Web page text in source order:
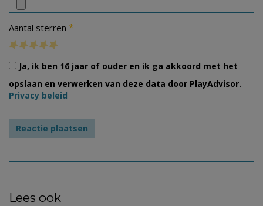
Aantal sterren *
Ja, ik ben 16 jaar of ouder en ik ga akkoord met het
opslaan en verwerken van deze data door PlayAdvisor.
Privacy beleid
Lees ook